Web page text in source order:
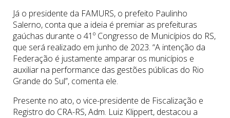
Já o presidente da FAMURS, o prefeito Paulinho
Salerno, conta que a ideia é premiar as prefeituras
gaúchas durante o 41º Congresso de Municípios do RS,
que será realizado em junho de 2023. “A intenção da
Federação é justamente amparar os municípios e
auxiliar na performance das gestões públicas do Rio
Grande do Sul”, comenta ele.
Presente no ato, o vice-presidente de Fiscalização e
Registro do CRA-RS, Adm. Luiz Klippert, destacou a